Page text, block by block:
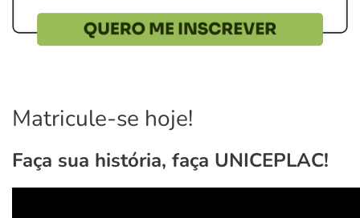
Matricule-se hoje!
Faça sua história, faça UNICEPLAC!